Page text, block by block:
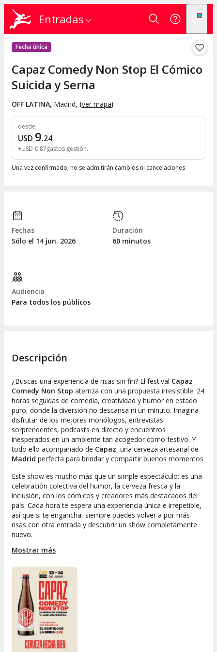
Entradas
Fecha única
Capaz Comedy Non Stop El Cómico
Suicida y Serna
OFF LATINA, Madrid, (ver mapa)
desde
USD 9.24
+USD 0.87gastos gestión
Una vez confirmado, no se admitirán cambios ni cancelaciones
Fechas
Sólo el 14 jun. 2026
Duración
60 minutos
Audiencia
Para todos los públicos
Descripción
¿Buscas una experiencia de risas sin fin? El festival Capaz
Comedy Non Stop aterriza con una propuesta irresistible: 24
horas seguidas de comedia, creatividad y humor en estado
puro, donde la diversión no descansa ni un minuto. Imagina
disfrutar de los mejores monólogos, entrevistas
sorprendentes, podcasts en directo y encuentros
inesperados en un ambiente tan acogedor como festivo. Y
todo ello acompañado de Capaz, una cerveza artesanal de
Madrid perfecta para brindar y compartir buenos momentos.
Este show es mucho más que un simple espectáculo; es una
celebración colectiva del humor, la cerveza fresca y la
inclusión, con los cómicos y creadores más destacados del
país. Cada hora te espera una experiencia única e irrepetible,
así que si te engancha, siempre puedes volver a por más
risas con otra entrada y descubrir un show completamente
nuevo.
Capaz Comedy Non Stop
discapacidad y a sus familias. Participar en este festival tiene
doble premio: disfrutar al máximo del ocio y contribuir a una
causa solidaria, ya que el 100% de los beneficios del evento
se destinan a la fundación, generando además formación y
empleo para personas con discapacidad.
La entrada incluye una cerveza Capaz
levantar tu vaso y brindar por la comedia non stop. Recuerda
que cada entrada es válida para la franja horaria
Mostrar más